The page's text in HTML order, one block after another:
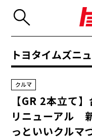
トヨタイムズニ
クルマ
【GR 2本立て
リニューアル
っといいクルマ